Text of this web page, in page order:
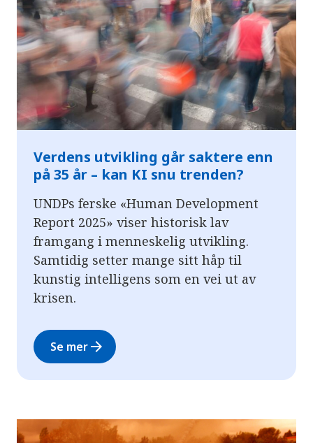
Verdens utvikling går saktere enn
på 35 år – kan KI snu trenden?
UNDPs ferske «Human Development
Report 2025» viser historisk lav
framgang i menneskelig utvikling.
Samtidig setter mange sitt håp til
kunstig intelligens som en vei ut av
krisen.
Se merarrow_forward